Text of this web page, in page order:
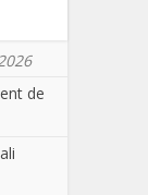
de